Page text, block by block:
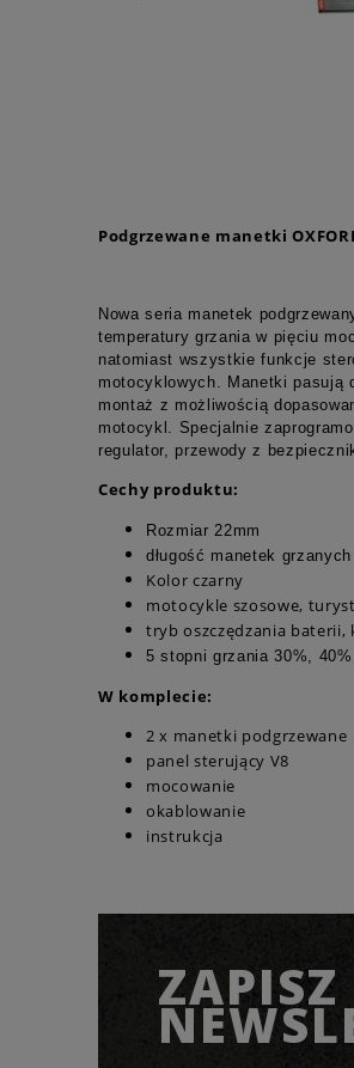
Podgrzewane manetki
Nowa seria manetek
temperatury grzania w pięciu
natomiast wszystkie funkcje
motocyklowych. Manetki pasują
montaż z możliwością
motocykl. Specjalnie
regulator, przewody z
Cechy produktu:
Rozmiar 22mm
długość manetek
Kolor czarny
motocykle szosowe,
tryb oszczędzania baterii,
5 stopni grzania 30%,
W komplecie:
2 x manetki podgrzewane
panel sterujący V8
mocowanie
okablowanie
instrukcja
ZAPISZ